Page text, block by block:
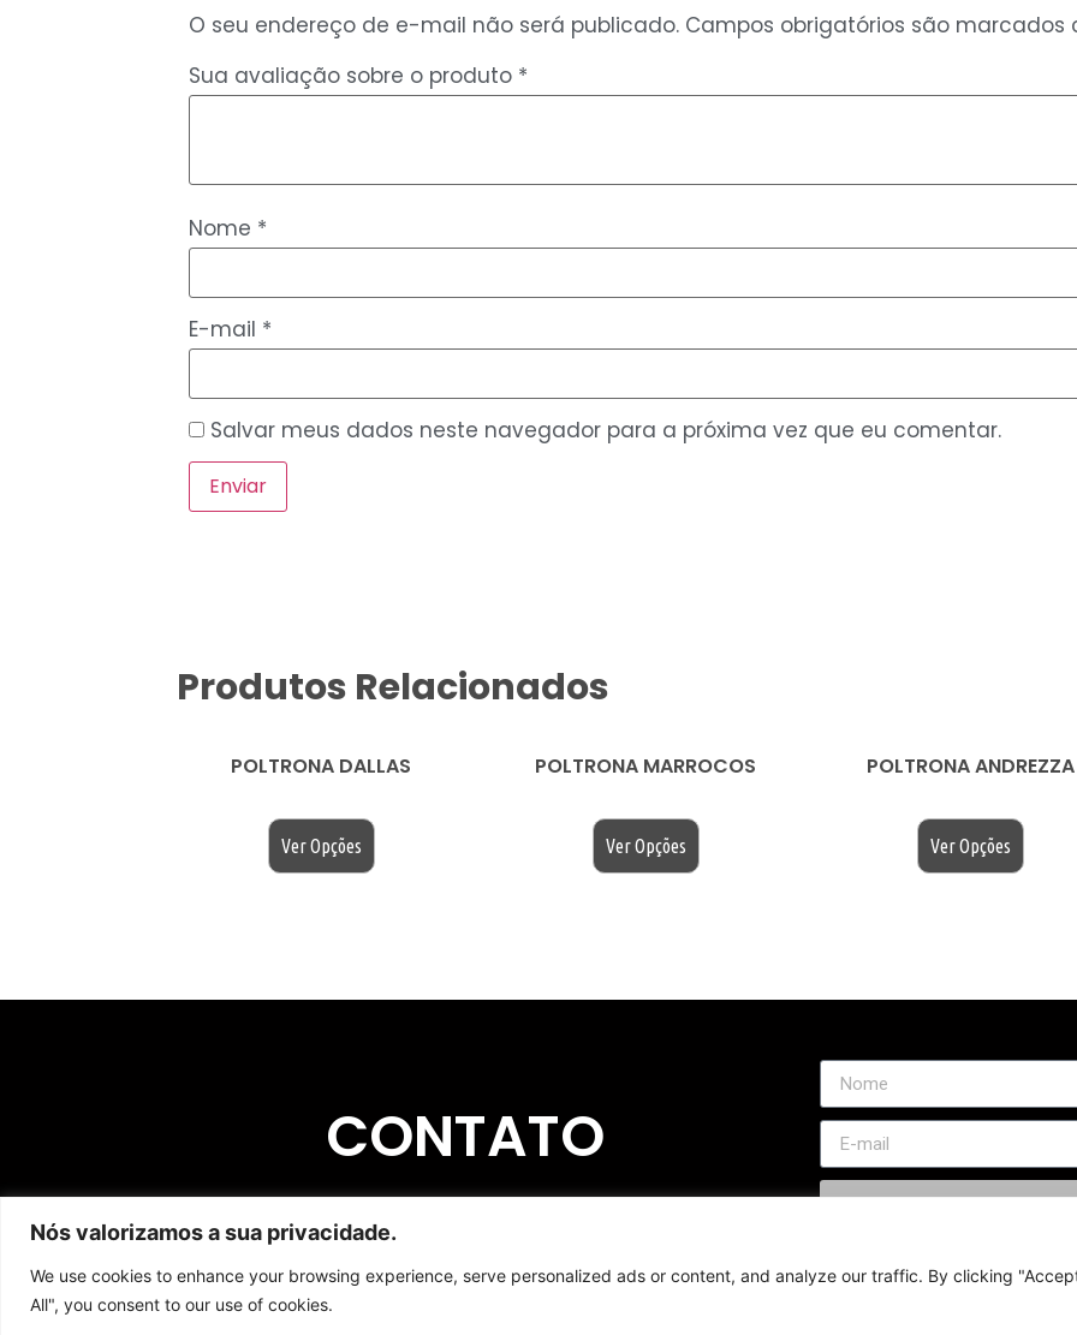
Nós valorizamos a sua privacidade.
We use cookies to enhance your browsing experience, serve personalized ads or content, and analyze our traffic. By clicking
All", you consent to our use of cookies.
O seu endereço de e-mail não será publicado. Campos obrigatórios são marcados
Sua avaliação sobre o produto *
Nome *
E-mail *
Salvar meus dados neste navegador para a próxima vez que eu comentar.
Produtos Relacionados
POLTRONA DALLAS
Ver Opções
POLTRONA MARROCOS
Ver Opções
POLTRONA ANDREZZA
Ver Opções
CONTATO